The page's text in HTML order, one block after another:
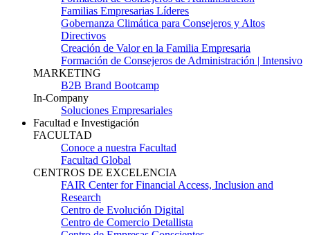
Familias Empresarias Líderes
Gobernanza Climática para Consejeros y Altos
Directivos
Creación de Valor en la Familia Empresaria
Formación de Consejeros de Administración | Intensivo
MARKETING
B2B Brand Bootcamp
In-Company
Soluciones Empresariales
Facultad e Investigación
FACULTAD
Conoce a nuestra Facultad
Facultad Global
CENTROS DE EXCELENCIA
FAIR Center for Financial Access, Inclusion and
Research
Centro de Evolución Digital
Centro de Comercio Detallista